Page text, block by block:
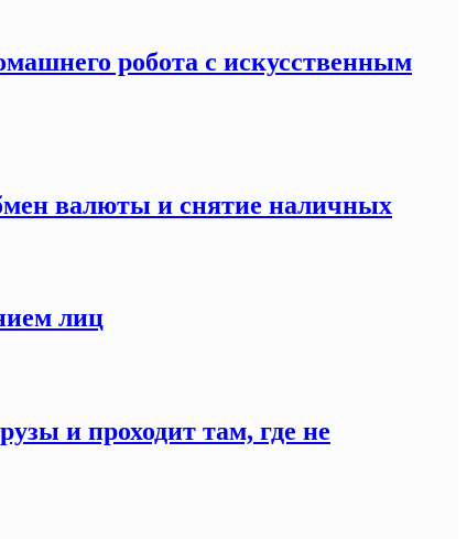
робота с искусственным
валюты и снятие наличных
лиц
и проходит там, где не